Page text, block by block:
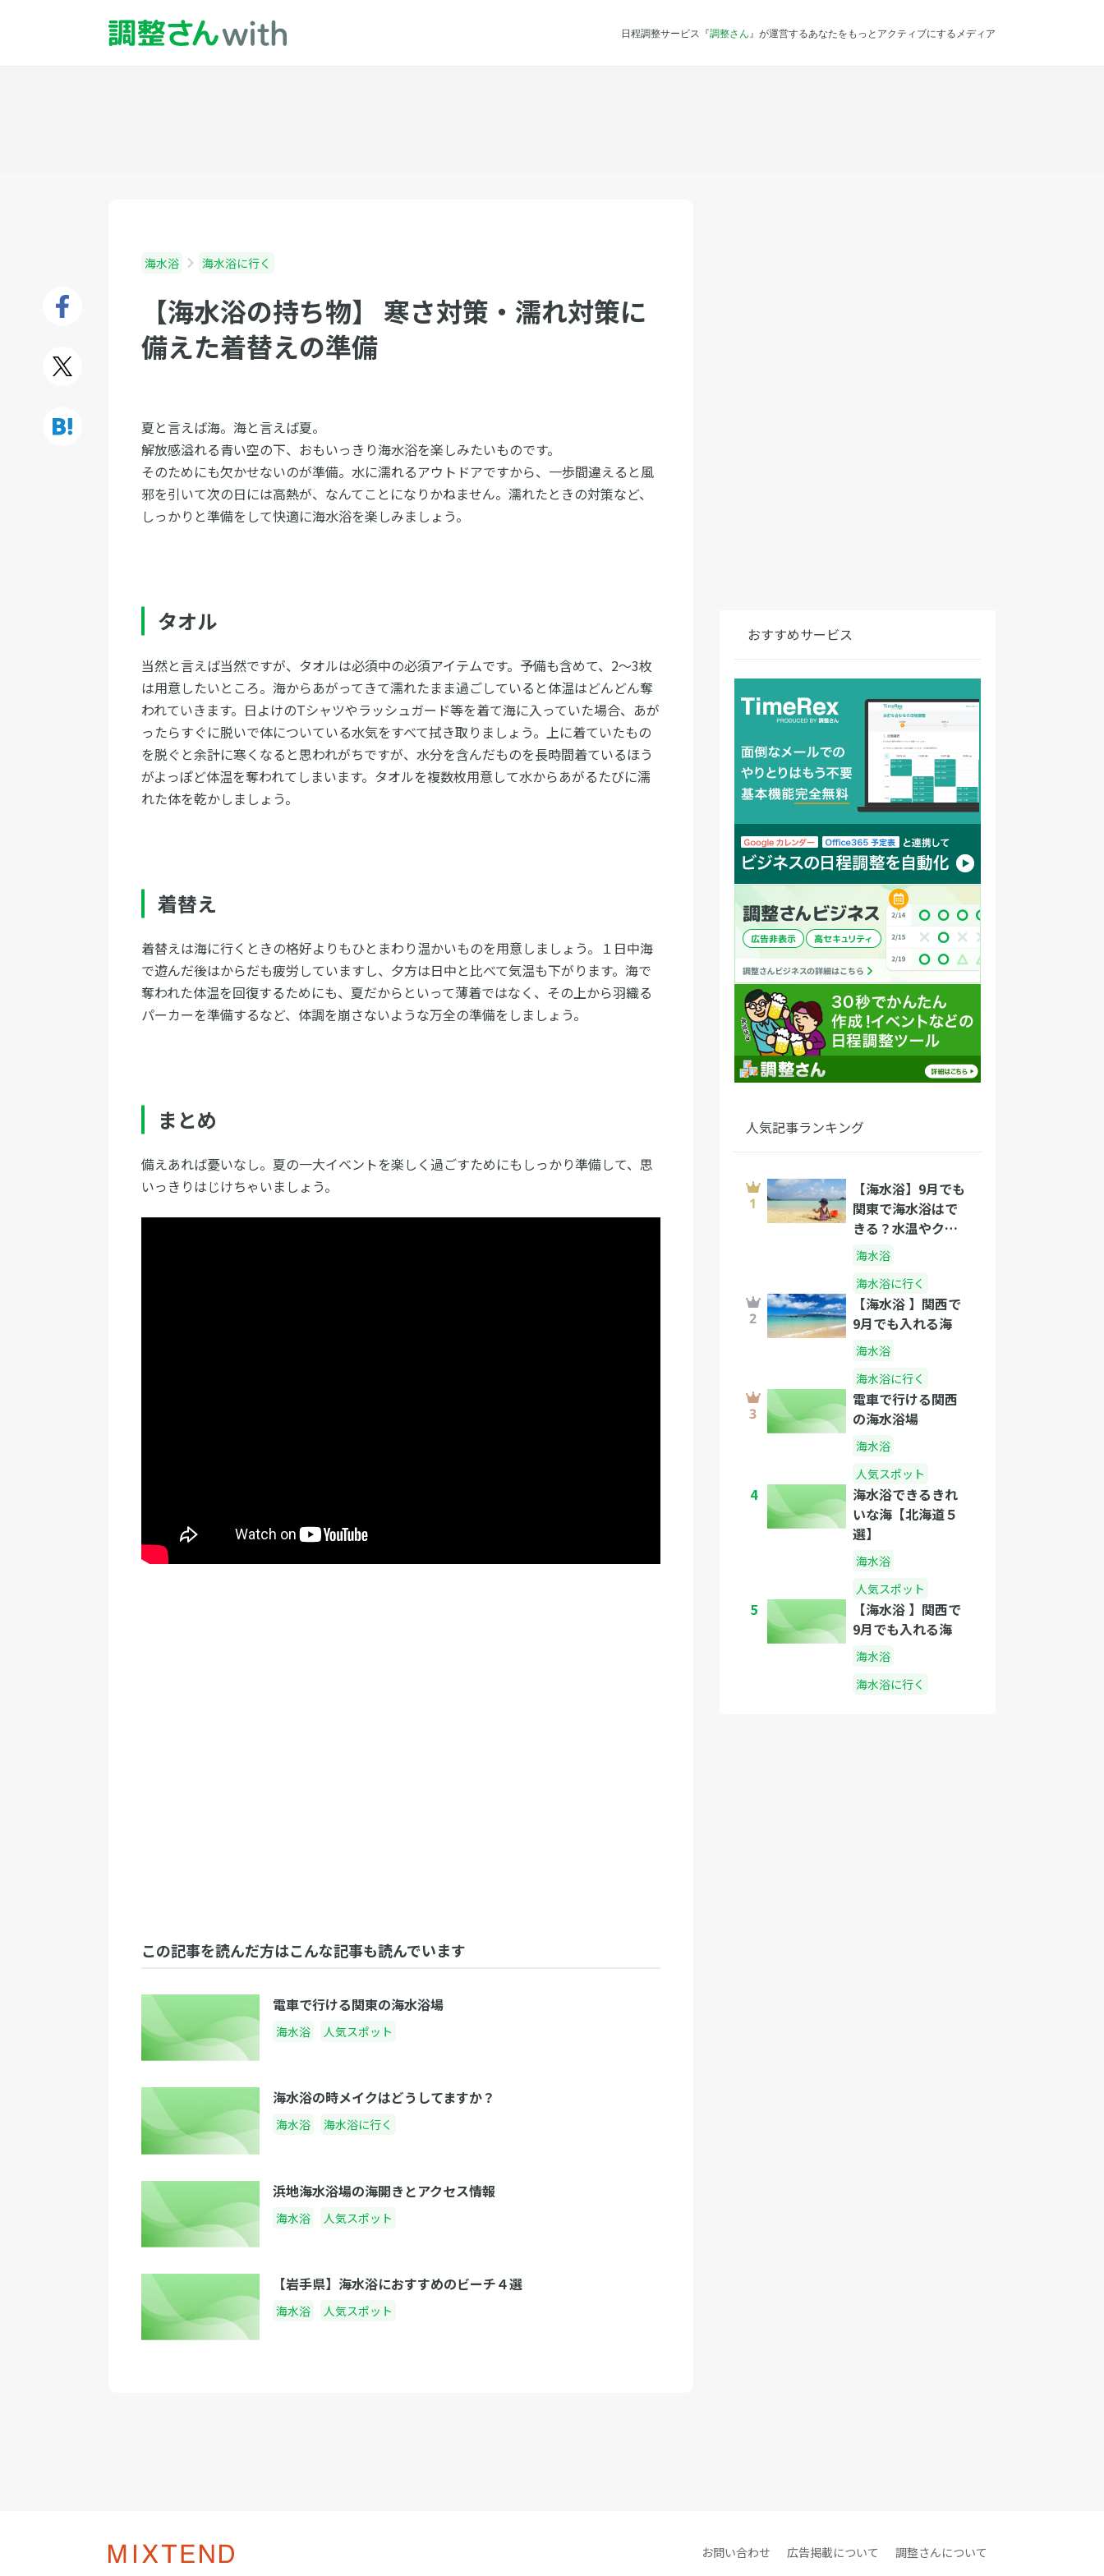
日程調整サービス『調整さん 』が運営するあなたをもっとアクティブにするメディア
海水浴 海水浴に行く
【海水浴の持ち物】 寒さ対策・濡れ対策に
備えた着替えの準備
夏と言えば海。海と言えば夏。
解放感溢れる青い空の下、おもいっきり海水浴を楽しみたいものです。
そのためにも欠かせないのが準備。水に濡れるアウトドアですから、一歩間違えると風
邪を引いて次の日には高熱が、なんてことになりかねません。濡れたときの対策など、
しっかりと準備をして快適に海水浴を楽しみましょう。
タオル
当然と言えば当然ですが、タオルは必須中の必須アイテムです。予備も含めて、2〜3枚
は用意したいところ。海からあがってきて濡れたまま過ごしていると体温はどんどん奪
われていきます。日よけのTシャツやラッシュガード等を着て海に入っていた場合、あが
ったらすぐに脱いで体についている水気をすべて拭き取りましょう。上に着ていたもの
を脱ぐと余計に寒くなると思われがちですが、水分を含んだものを長時間着ているほう
がよっぽど体温を奪われてしまいます。タオルを複数枚用意して水からあがるたびに濡
れた体を乾かしましょう。
着替え
着替えは海に行くときの格好よりもひとまわり温かいものを用意しましょう。１日中海
で遊んだ後はからだも疲労していますし、夕方は日中と比べて気温も下がります。海で
奪われた体温を回復するためにも、夏だからといって薄着ではなく、その上から羽織る
パーカーを準備するなど、体調を崩さないような万全の準備をしましょう。
まとめ
備えあれば憂いなし。夏の一大イベントを楽しく過ごすためにもしっかり準備して、思
いっきりはじけちゃいましょう。
この記事を読んだ方はこんな記事も読んでいます
電車で行ける関東の海水浴場
海水浴 人気スポット
海水浴の時メイクはどうしてますか？
海水浴 海水浴に行く
浜地海水浴場の海開きとアクセス情報
海水浴 人気スポット
【岩手県】海水浴におすすめのビーチ４選
海水浴 人気スポット
おすすめサービス
人気記事ランキング
【海水浴】9月でも
関東で海水浴はで
きる？水温やクラ
ゲの出没と泳げる
関東の海水浴場
海水浴
海水浴に行く
【海水浴 】関西で
9月でも入れる海
海水浴
海水浴に行く
電車で行ける関西
の海水浴場
海水浴
人気スポット
4
海水浴できるきれ
いな海【北海道５
選】
海水浴
人気スポット
5
【海水浴 】関西で
9月でも入れる海
海水浴
海水浴に行く
お問い合わせ 広告掲載について 調整さんについて